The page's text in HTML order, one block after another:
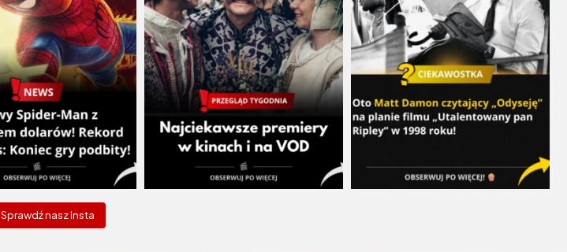
Sprawdź nasz Insta